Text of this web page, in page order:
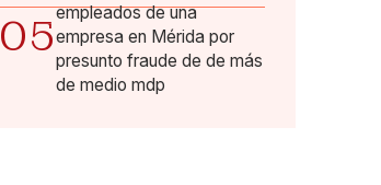
05empleados de una
empresa en Mérida por
presunto fraude de de más
de medio mdp